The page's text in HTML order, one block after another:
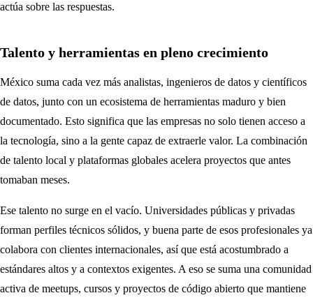
actúa sobre las respuestas.
Talento y herramientas en pleno crecimiento
México suma cada vez más analistas, ingenieros de datos y científicos
de datos, junto con un ecosistema de herramientas maduro y bien
documentado. Esto significa que las empresas no solo tienen acceso a
la tecnología, sino a la gente capaz de extraerle valor. La combinación
de talento local y plataformas globales acelera proyectos que antes
tomaban meses.
Ese talento no surge en el vacío. Universidades públicas y privadas
forman perfiles técnicos sólidos, y buena parte de esos profesionales ya
colabora con clientes internacionales, así que está acostumbrado a
estándares altos y a contextos exigentes. A eso se suma una comunidad
activa de meetups, cursos y proyectos de código abierto que mantiene